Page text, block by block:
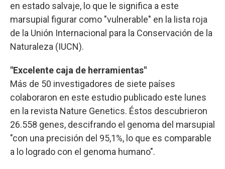
en estado salvaje, lo que le significa a este
marsupial figurar como "vulnerable" en la lista roja
de la Unión Internacional para la Conservación de la
Naturaleza (IUCN).
"Excelente caja de herramientas"
Más de 50 investigadores de siete países
colaboraron en este estudio publicado este lunes
en la revista Nature Genetics. Éstos descubrieron
26.558 genes, descifrando el genoma del marsupial
"con una precisión del 95,1%, lo que es comparable
a lo logrado con el genoma humano".